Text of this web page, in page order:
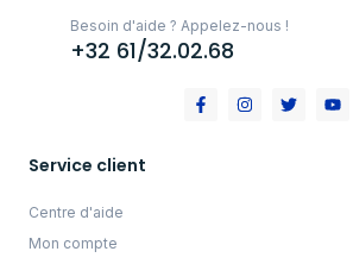
Besoin d'aide ? Appelez-nous !
+32 61/32.02.68
Service client
Centre d'aide
Mon compte